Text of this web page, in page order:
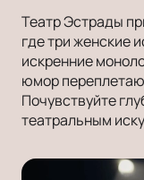
Театр Эстрады
где три женские
искренние
юмор
Почувствуйте
театральным